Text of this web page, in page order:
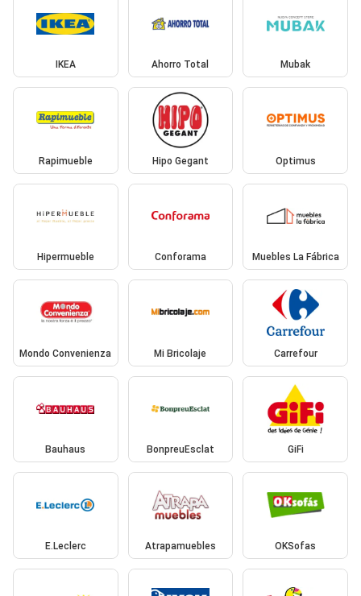
IKEA Ahorro Total Mubak
Rapimueble Hipo Gegant Optimus
Hipermueble Conforama Muebles La Fábrica
Mondo Convenienza Mi Bricolaje Carrefour
Bauhaus BonpreuEsclat GiFi
E.Leclerc Atrapamuebles OKSofas